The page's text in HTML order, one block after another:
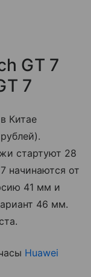
GT 7
7
Китае
стартуют 28
начинаются от
41 мм и
46 мм.
Huawei